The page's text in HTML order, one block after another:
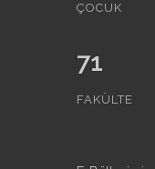
ÇOCUK
71
FAKÜLTE